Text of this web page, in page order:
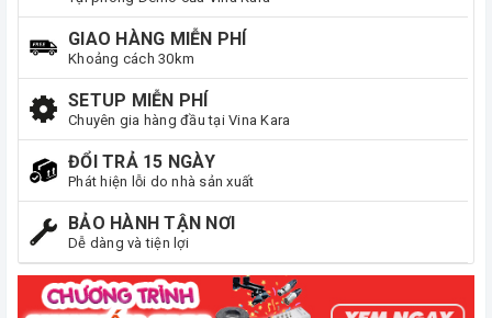
GIAO HÀNG MIỄN PHÍ
Khoảng cách 30km
SETUP MIỄN PHÍ
Chuyên gia hàng đầu tại Vina Kara
ĐỔI TRẢ 15 NGÀY
Phát hiện lỗi do nhà sản xuất
BẢO HÀNH TẬN NƠI
Dễ dàng và tiện lợi